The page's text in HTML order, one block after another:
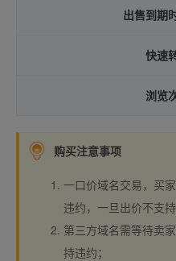
出售到期
快速
浏览
购买注意事项
一口价域名交易，买
违约，一旦出价不支
第三方域名需等待卖
持违约；